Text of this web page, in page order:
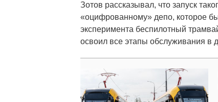
Зотов рассказывал, что запуск
«оцифрованному» депо, которое
эксперимента беспилотный
освоил все этапы обслуживания в